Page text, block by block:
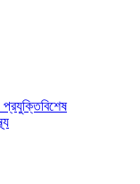
প্রযুক্তিবিশেষ